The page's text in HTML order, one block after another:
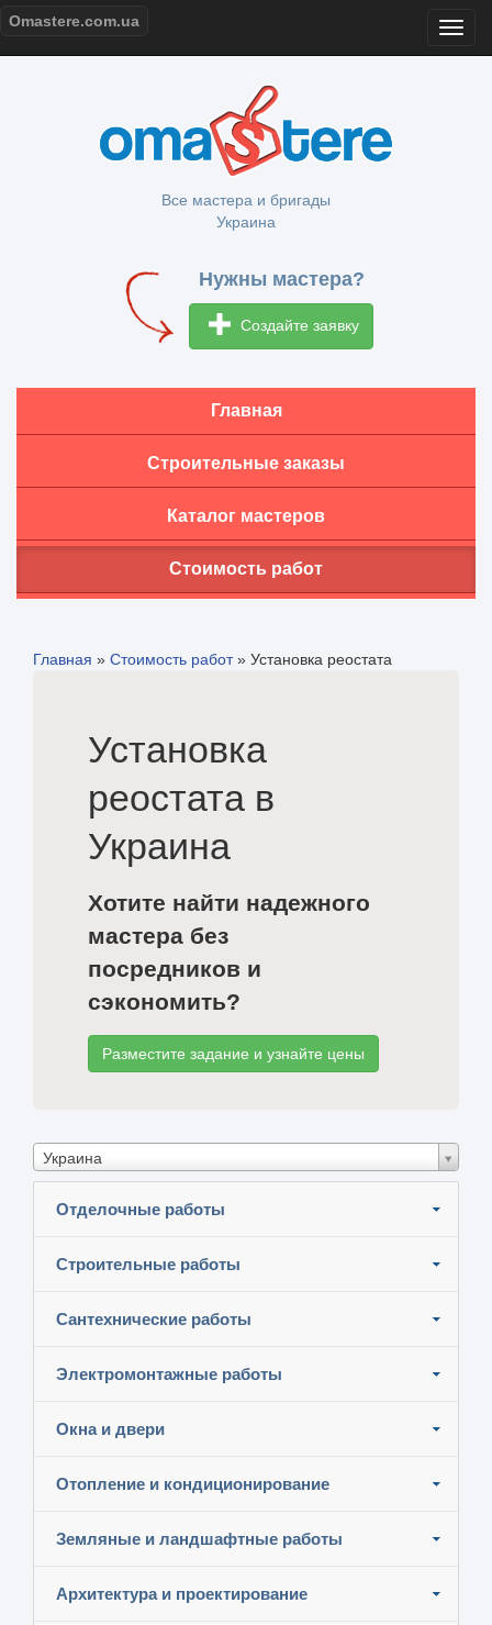
Omastere.com.ua
Все мастера и бригады
Украина
Нужны мастера?
Создайте заявку
Главная
Строительные заказы
Каталог мастеров
Стоимость работ
Главная » Стоимость работ» Установка реостата
Установка
реостата в
Украина
Хотите найти надежного
мастера без
посредников и
сэкономить?
Разместите задание и узнайте цены
Украина
Отделочные работы
Строительные работы
Сантехнические работы
Электромонтажные работы
Окна и двери
Отопление и кондиционирование
Земляные и ландшафтные работы
Архитектура и проектирование